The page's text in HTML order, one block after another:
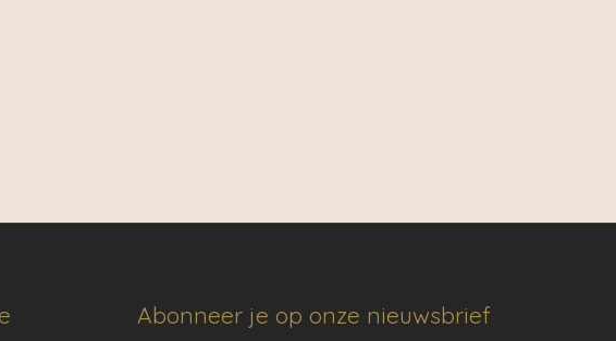
Abonneer je op onze nieuwsbrief